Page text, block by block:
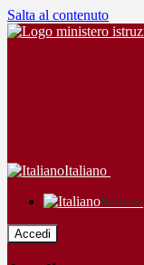
Salta al contenuto
Italiano
Italiano
Accedi